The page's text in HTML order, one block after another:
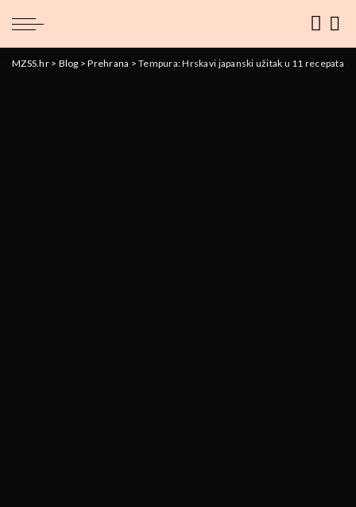
MZSS.hr> Blog >Prehrana >Tempura: Hrskavi japanski užitak u 11 recepata